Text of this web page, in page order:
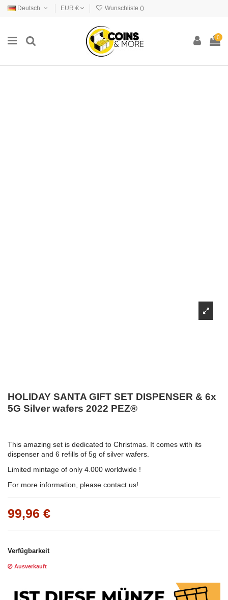
Deutsch EUR € Wunschliste ()
0
HOLIDAY SANTA GIFT SET DISPENSER & 6x
5G Silver wafers 2022 PEZ®
This amazing set is dedicated to Christmas. It comes with its
dispenser and 6 refills of 5g of silver wafers.
Limited mintage of only 4.000 worldwide !
For more information, please contact us!
99,96 €
Verfügbarkeit
Ausverkauft